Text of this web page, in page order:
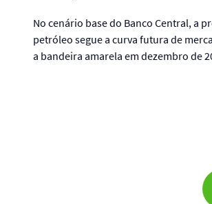
No cenário base do Banco Central, a
petróleo segue a curva futura de
a bandeira amarela em dezembro de